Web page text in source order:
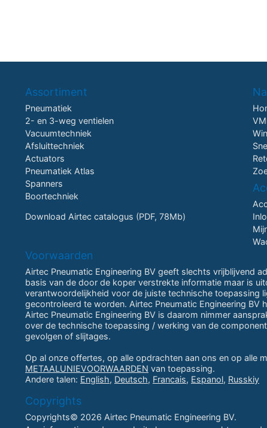
Assortiment
Pneumatiek
2- en 3-weg ventielen
Vacuumtechniek
Afsluittechniek
Actuators
Pneumatiek Atlas
Spanners
Boortechniek
Download Airtec catalogus (PDF, 78Mb)
Voorwaarden
Airtec Pneumatic Engineering BV geeft slechts vrijblijvend
basis van de door de koper verstrekte informatie maar is
verantwoordelijkheid voor de juiste technische toepassing
gecontroleerd te worden. Airtec Pneumatic Engineering BV
Airtec Pneumatic Engineering BV is daarom nimmer
over de technische toepassing / werking van de
gevolgen of slijtages.
Op al onze offertes, op alle opdrachten aan ons en op alle
METAALUNIEVOORWAARDEN van toepassing.
Andere talen: English, Deutsch, Francais, Espanol, Russkiy
Copyrights
Copyrights© 2026 Airtec Pneumatic Engineering BV.